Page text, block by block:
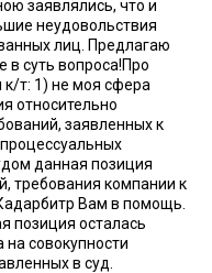
заявлялись, что и
неудовольствия
лиц. Предлагаю
в суть вопроса!Про
т: 1) не моя сфера
относительно
заявленных к
данная позиция
требования компании к
Вам в помощь.
позиция осталась
совокупности
в суд.